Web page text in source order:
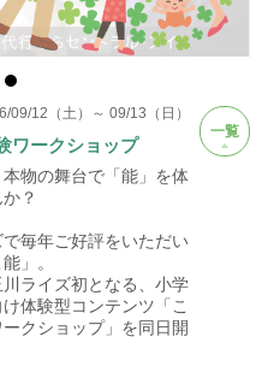
一覧
09/12（土）～ 09/13（日）
ワークショップ
物の舞台で「能」を体
？
毎年ご好評をいただい
」。
ライズ初となる、小学
体験型コンテンツ「こ
クショップ」を同日開